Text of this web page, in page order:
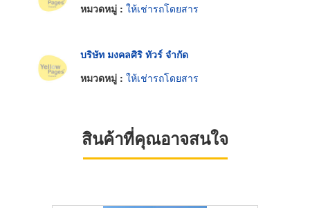
หมวดหมู่ : ให้เช่ารถโดยสาร
บริษัท มงคลศิริ ทัวร์ จำกัด
หมวดหมู่ : ให้เช่ารถโดยสาร
สินค้าที่คุณอาจสนใจ